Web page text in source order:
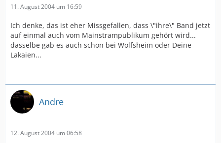
11. August 2004 um 16:59
Ich denke, das ist eher Missgefallen, dass \"ihre\" Band jetzt
auf einmal auch vom Mainstrampublikum gehört wird...
dasselbe gab es auch schon bei Wolfsheim oder Deine
Lakaien...
Andre
12. August 2004 um 06:58